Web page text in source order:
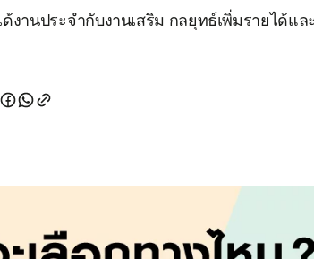
ด้งานประจำกับงานเสริม กลยุทธ์เพิ่มรายได้แ